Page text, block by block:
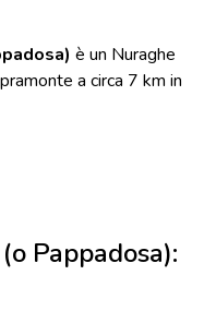
è un Nuraghe
a circa 7 km in
Pappadosa):